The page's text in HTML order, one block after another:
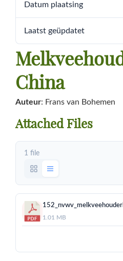
Datum plaatsing
Laatst geüpdatet
China
Auteur: Frans van Bohemen
Attached Files
1 file
1.01 MB